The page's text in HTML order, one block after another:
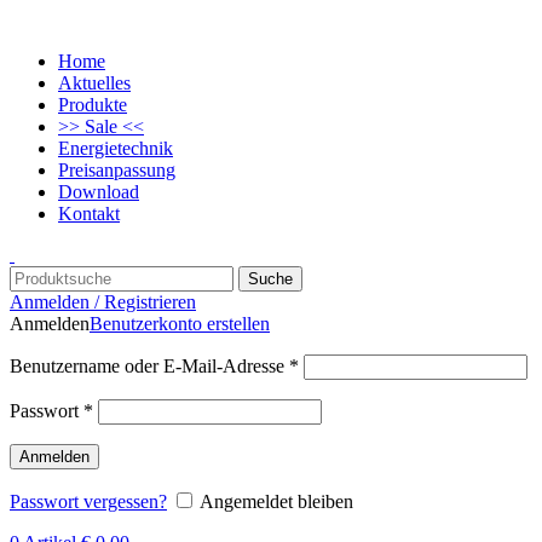
Home
Aktuelles
Produkte
>> Sale <<
Energietechnik
Preisanpassung
Download
Kontakt
Suche
Anmelden / Registrieren
AnmeldenBenutzerkonto erstellen
Benutzername oder E-Mail-Adresse *
Passwort *
Anmelden
Passwort vergessen?
Angemeldet bleiben